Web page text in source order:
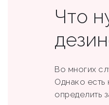
Что
Во многих
Однако
определить